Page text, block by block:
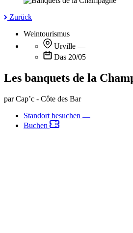
Zurück
Weintourismus
Urville —
Das 20/05
Les banquets de la
par Cap’c - Côte des Bar
Standort besuchen
Buchen